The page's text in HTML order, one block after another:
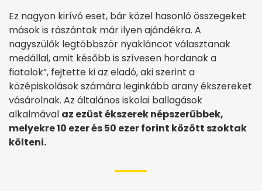
Ez nagyon kirívó eset, bár közel hasonló összegeket
mások is rászántak már ilyen ajándékra. A
nagyszülők legtöbbször nyakláncot választanak
medállal, amit később is szívesen hordanak a
fiatalok”, fejtette ki az eladó, aki szerint a
középiskolások számára leginkább arany ékszereket
vásárolnak. Az általános iskolai ballagások
alkalmával az ezüst ékszerek népszerűbbek,
melyekre 10 ezer és 50 ezer forint között szoktak
költeni.